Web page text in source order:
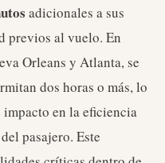
adicionales a sus
previos al vuelo. En
Orleans y Atlanta, se
dos horas o más, lo
impacto en la eficiencia
pasajero. Este